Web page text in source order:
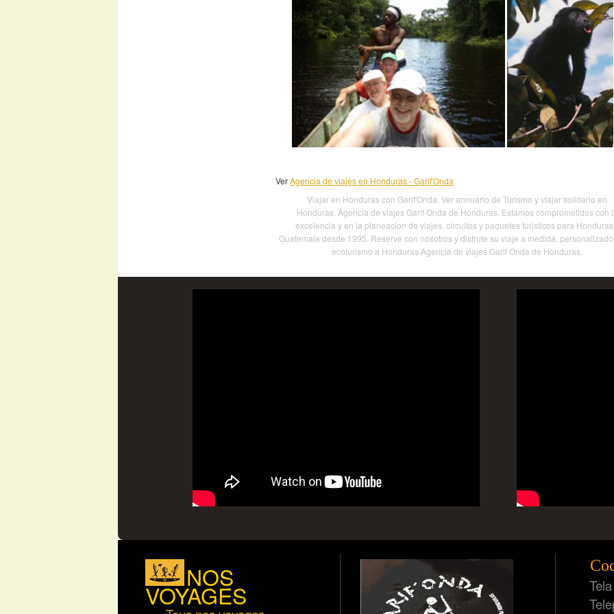
VerAgencia de viajes en Honduras - Garif'Onda
Viajar en Honduras con Garif'Onda. Ver annuario de Turismo y viajar solidario en
Honduras. Agencia de viajes Garif Onda de Honduras. Estamos comprometidos con
excelencia y en la planeacion de viajes, circuitos y paquetes turisticos para
Guatemala desde 1995. Reserve con nosotros y disfrute su viaje a medida,
ecoturismo a Honduras.Agencia de viajes Garif Onda de Honduras.
NOS
VOYAGES
Tela